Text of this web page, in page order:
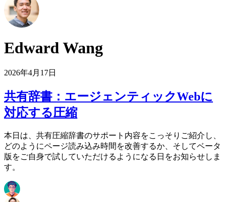
Edward Wang
2026年4月17日
共有辞書：エージェンティックWebに
対応する圧縮
本日は、共有圧縮辞書のサポート内容をこっそりご紹介し、
どのようにページ読み込み時間を改善するか、そしてベータ
版をご自身で試していただけるようになる日をお知らせしま
す。